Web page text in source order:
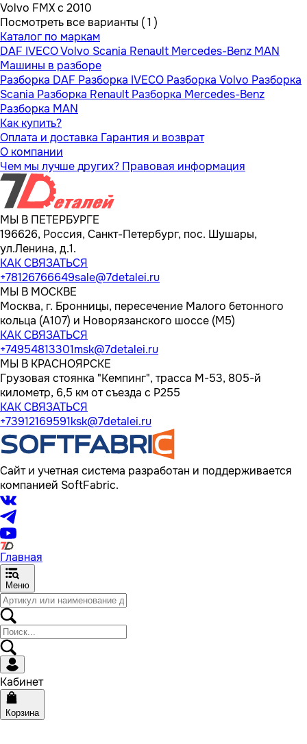
Volvo FMX с 2010
Посмотреть все варианты ( 1 )
Каталог по маркам
DAF IVECOVolvo Scania Renault Mercedes-Benz MAN
Машины в разборе
Разборка DAF Разборка IVECO Разборка Volvo Разборка
Scania Разборка Renault Разборка Mercedes-Benz
Разборка MAN
Как купить?
Оплата и доставка Гарантия и возврат
О компании
Чем мы лучше других? Правовая информация
МЫ В ПЕТЕРБУРГЕ
196626, Россия, Санкт-Петербург, пос. Шушары,
ул.Ленина, д.1.
КАК СВЯЗАТЬСЯ
+78126766649sale@7detalei.ru
МЫ В МОСКВЕ
Москва, г. Бронницы, пересечение Малого бетонного
кольца (А107) и Новорязанского шоссе (М5)
КАК СВЯЗАТЬСЯ
+74954813301msk@7detalei.ru
МЫ В КРАСНОЯРСКЕ
Грузовая стоянка "Кемпинг", трасса M-53, 805-й
километр, 6,5 км от съезда с Р255
КАК СВЯЗАТЬСЯ
+73912169591ksk@7detalei.ru
Сайт и учетная система разработан и поддерживается
компанией SoftFabric.
Главная
Меню
Кабинет
Корзина